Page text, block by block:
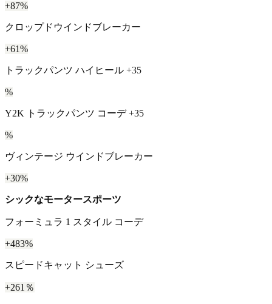
+87%
クロップドウインドブレーカー
+61%
トラックパンツ ハイヒール +35
%
Y2K トラックパンツ コーデ +35
%
ヴィンテージ ウインドブレーカー
+30%
シックなモータースポーツ
フォーミュラ 1 スタイル コーデ
+483%
スピードキャット シューズ
+261％